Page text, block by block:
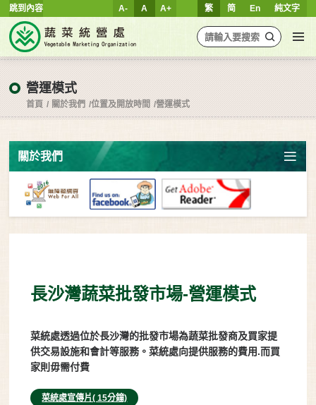
跳到內容 繁 简 En 純文字
A- A A+
營運模式
首頁 關於我們 位置及開放時間 營運模式
關於我們
長沙灣蔬菜批發市場-營運模式
菜統處透過位於長沙灣的批發市場為蔬菜批發商及買家提
供交易設施和會計等服務。菜統處向提供服務的費用.而買
家則毋需付費
菜統處宣傳片( 15分鐘)